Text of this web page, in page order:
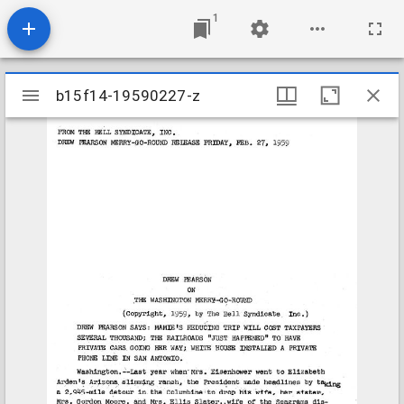
1
Mirador
viewer
b15f14-19590227-z
b15f14-19590227-z